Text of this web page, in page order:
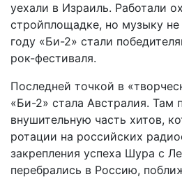
уехали в Израиль. Работали
стройплощадке, но музыку
году «Би-2» стали
рок-фестиваля.
Последней точкой в
«Би-2» стала Австралия. Там
внушительную часть хитов,
ротации на российских
закрепления успеха Шура с
перебрались в Россию,